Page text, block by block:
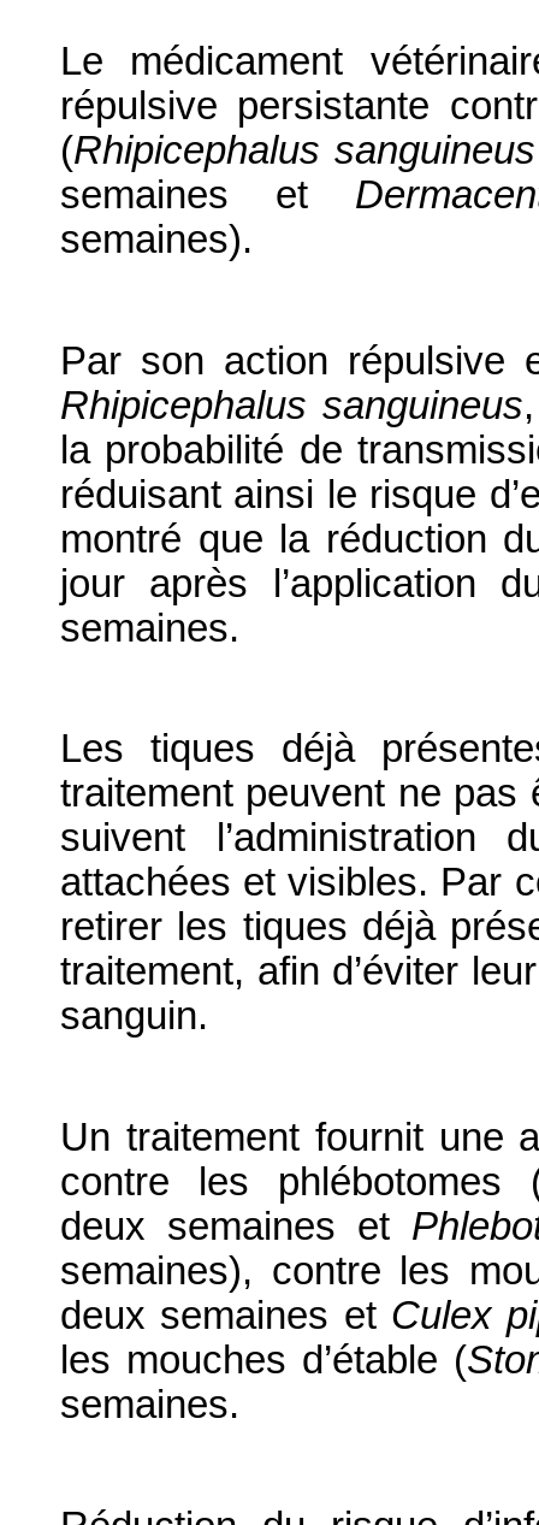
Le médicament
répulsive persistante
(Rhipicephalus sanguineus
semaines et
semaines).
Par son action répulsive
Rhipicephalus sanguineus
la probabilité de
réduisant ainsi le risque
montré que la réduction
jour après l’application
semaines.
Les tiques déjà
traitement peuvent ne pas
suivent l’administration
attachées et visibles. Par
retirer les tiques déjà
traitement, afin d’éviter
sanguin.
Un traitement fournit une
contre les phlébotomes
deux semaines et
semaines), contre les
deux semaines et Culex
les mouches d’étable (
semaines.